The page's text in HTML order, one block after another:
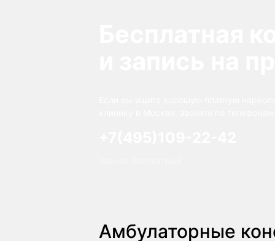
Амбулаторные